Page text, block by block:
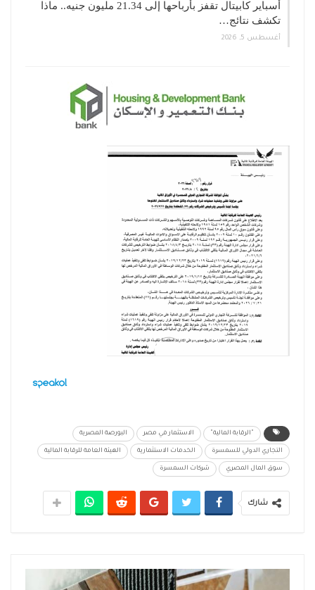
أسباير كابيتال تقفز بأرباحها إلى 21.34 مليون جنيه.. ماذا
تكشف نتائج…
أغسطس 5, 2026
"الرقابة المالية" الاستثمار في مصر البورصة المصرية
التجاري الدولي للسمسرة الخدمات الاستثمارية الهيئة العامة للرقابة المالية
سوق المال المصري شركات السمسرة
شارك